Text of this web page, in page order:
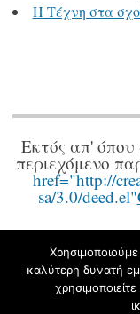
Η Τέχνη στα
Εκτός απ' όπου
περιεχόμενο
href="http://
sa/3.0/deed.el"
Φιλοξενείται στο
καλύτερη δυνατή